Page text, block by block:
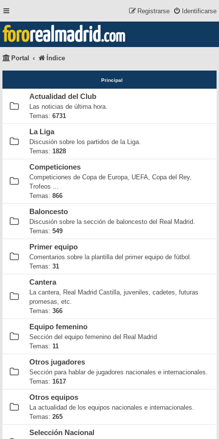
Identificarse
Registrarse
fororealmadrid.com
Portal Índice
Principal
Actualidad del Club
Las noticias de última hora.
Temas: 6731
La Liga
Discusión sobre los partidos de la Liga.
Temas: 1828
Competiciones
Competiciones de Copa de Europa, UEFA, Copa del Rey,
Trofeos ...
Temas: 866
Baloncesto
Discusión sobre la sección de baloncesto del Real Madrid.
Temas: 549
Primer equipo
Comentarios sobre la plantilla del primer equipo de fútbol.
Temas: 31
Cantera
La cantera, Real Madrid Castilla, juveniles, cadetes, futuras
promesas, etc.
Temas: 366
Equipo femenino
Sección del equipo femenino del Real Madrid
Temas: 11
Otros jugadores
Sección para hablar de jugadores nacionales e internacionales.
Temas: 1617
Otros equipos
La actualidad de los equipos nacionales e internacionales.
Temas: 265
Selección Nacional